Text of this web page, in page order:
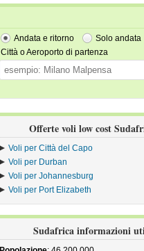
Andata e ritorno
Solo andata
Città o Aeroporto di partenza
Offerte voli low cost
Voli per Città del Capo
Voli per Durban
Voli per Johannesburg
Voli per Port Elizabeth
Sudafrica informazioni